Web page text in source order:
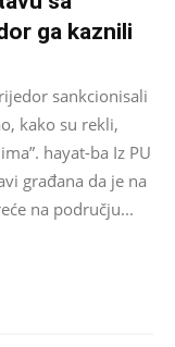
ga kaznili
sankcionisali
kako su rekli,
hayat-ba Iz PU
građana da je na
na području...